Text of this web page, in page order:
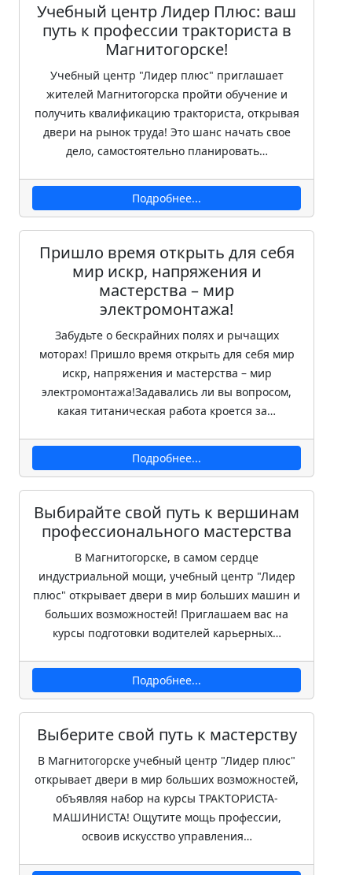
Учебный центр Лидер Плюс: ваш
путь к профессии тракториста в
Магнитогорске!
Учебный центр "Лидер плюс" приглашает
жителей Магнитогорска пройти обучение и
получить квалификацию тракториста, открывая
двери на рынок труда! Это шанс начать свое
дело, самостоятельно планировать…
Подробнее...
Пришло время открыть для себя
мир искр, напряжения и
мастерства – мир
электромонтажа!
Забудьте о бескрайних полях и рычащих
моторах! Пришло время открыть для себя мир
искр, напряжения и мастерства – мир
электромонтажа!Задавались ли вы вопросом,
какая титаническая работа кроется за…
Подробнее...
Выбирайте свой путь к вершинам
профессионального мастерства
В Магнитогорске, в самом сердце
индустриальной мощи, учебный центр "Лидер
плюс" открывает двери в мир больших машин и
больших возможностей! Приглашаем вас на
курсы подготовки водителей карьерных…
Подробнее...
Выберите свой путь к мастерству
В Магнитогорске учебный центр "Лидер плюс"
открывает двери в мир больших возможностей,
объявляя набор на курсы ТРАКТОРИСТА-
МАШИНИСТА! Ощутите мощь профессии,
освоив искусство управления…